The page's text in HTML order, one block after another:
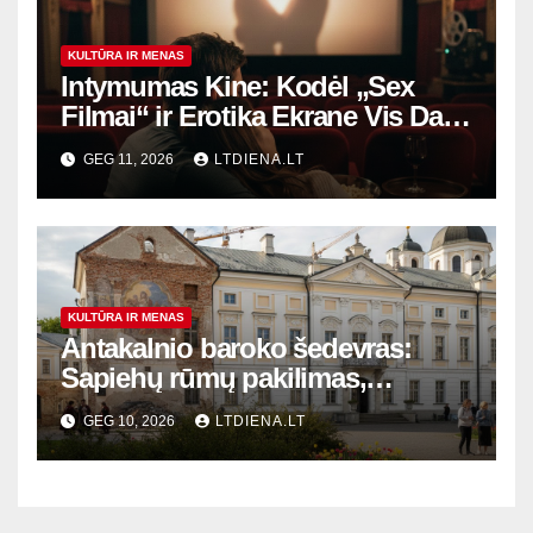
KULTŪRA IR MENAS
Intymumas Kine: Kodėl „Sex
Filmai“ ir Erotika Ekrane Vis Dar
Audrina Žmonijos Vaizduotę?
GEG 11, 2026 LTDIENA.LT
KULTŪRA IR MENAS
Antakalnio baroko šedevras:
Sapiehų rūmų pakilimas,
nuopuolis ir šiuolaikinis
atgimimas
GEG 10, 2026 LTDIENA.LT